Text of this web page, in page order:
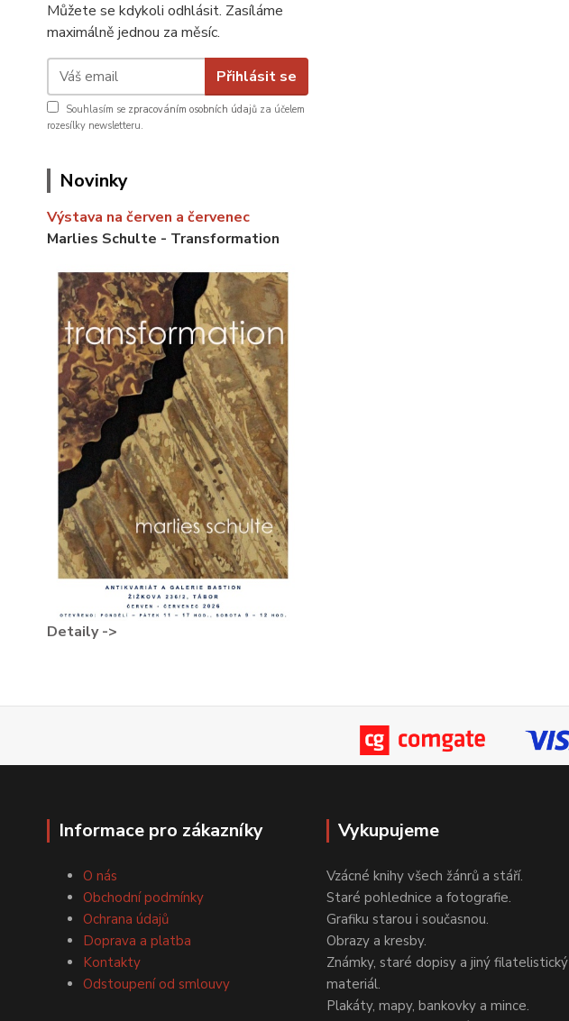
Můžete se kdykoli odhlásit. Zasíláme
maximálně jednou za měsíc.
Přihlásit se
Souhlasím se zpracováním osobních údajů za účelem
rozesílky newsletteru.
Novinky
Výstava na červen a červenec
Marlies Schulte - Transformation
Detaily ->
Informace pro zákazníky
O nás
Obchodní podmínky
Ochrana údajů
Doprava a platba
Kontakty
Odstoupení od smlouvy
Vykupujeme
Vzácné knihy všech žánrů a stáří.
Staré pohlednice a fotografie.
Grafiku starou i současnou.
Obrazy a kresby.
Známky, staré dopisy a jiný filatelistický
materiál.
Plakáty, mapy, bankovky a mince.